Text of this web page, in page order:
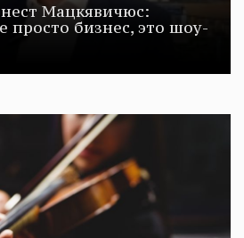
Мацкявичюс:
просто бизнес, это шоу-